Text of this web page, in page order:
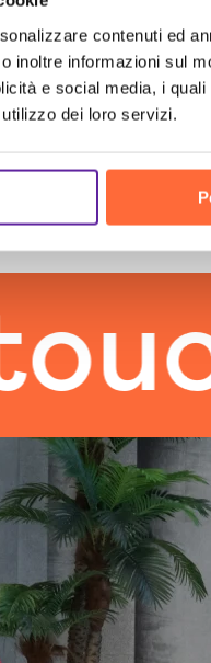
contenuti ed
inoltre informazioni sul
e social media, i
dei loro servizi.